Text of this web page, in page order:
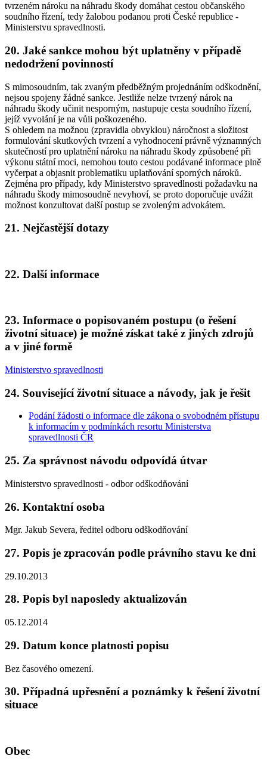
tvrzeném nároku na náhradu škody domáhat cestou občanského
soudního řízení, tedy žalobou podanou proti České republice -
Ministerstvu spravedlnosti.
20. Jaké sankce mohou být uplatněny v případě
nedodržení povinností
S mimosoudním, tak zvaným předběžným projednáním odškodnění,
nejsou spojeny žádné sankce. Jestliže nelze tvrzený nárok na
náhradu škody učinit nesporným, nastupuje cesta soudního řízení,
jejíž vyvolání je na vůli poškozeného.
S ohledem na možnou (zpravidla obvyklou) náročnost a složitost
formulování skutkových tvrzení a vyhodnocení právně významných
skutečností pro uplatnění nároku na náhradu škody způsobené při
výkonu státní moci, nemohou touto cestou podávané informace plně
vyčerpat a objasnit problematiku uplatňování sporných nároků.
Zejména pro případy, kdy Ministerstvo spravedlnosti požadavku na
náhradu škody mimosoudně nevyhoví, se proto doporučuje uvážit
možnost konzultovat další postup se zvoleným advokátem.
21. Nejčastější dotazy
22. Další informace
23. Informace o popisovaném postupu (o řešení
životní situace) je možné získat také z jiných zdrojů
a v jiné formě
Ministerstvo spravedlnosti
24. Související životní situace a návody, jak je řešit
Podání žádosti o informace dle zákona o svobodném přístupu
k informacím v podmínkách resortu Ministerstva
spravedlnosti ČR
25. Za správnost návodu odpovídá útvar
Ministerstvo spravedlnosti - odbor odškodňování
26. Kontaktní osoba
Mgr. Jakub Severa, ředitel odboru odškodňování
27. Popis je zpracován podle právního stavu ke dni
29.10.2013
28. Popis byl naposledy aktualizován
05.12.2014
29. Datum konce platnosti popisu
Bez časového omezení.
30. Případná upřesnění a poznámky k řešení životní
situace
Obec